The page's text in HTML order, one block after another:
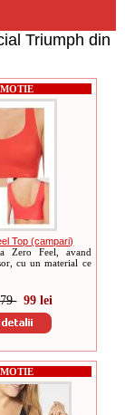
Triumph din
Top (campari)
Zero Feel, avand
cu un material ce
99 lei